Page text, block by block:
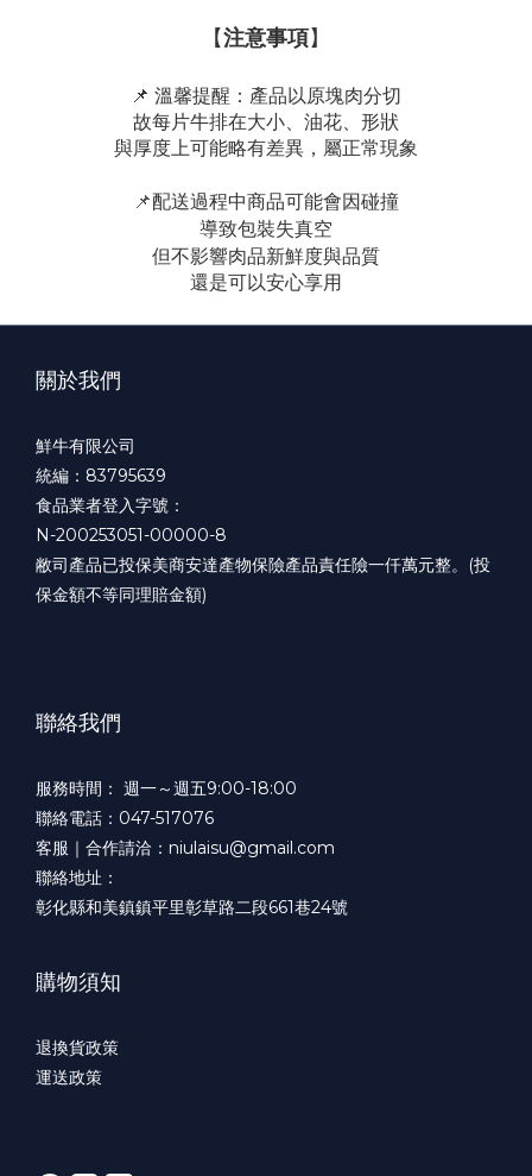
【注意事項】
📌 溫馨提醒： 產品以原塊肉分切
故每片牛排在大小、油花、形狀
與厚度上可能略有差異，屬正常現象
📌配送過程中商品可能會因碰撞
導致包裝失真空
但不影響肉品新鮮度與品質
還是可以安心享用
關於我們
鮮牛有限公司
統編：83795639
食品業者登入字號：
N-200253051-00000-8
敝司產品已投保美商安達產物保險產品責任險一仟萬元整。(投
保金額不等同理賠金額)
聯絡我們
服務時間： 週一～週五9:00-18:00
聯絡電話：047-517076
客服｜合作請洽：niulaisu@gmail.com
聯絡地址：
彰化縣和美鎮鎮平里彰草路二段661巷24號
購物須知
退換貨政策
運送政策